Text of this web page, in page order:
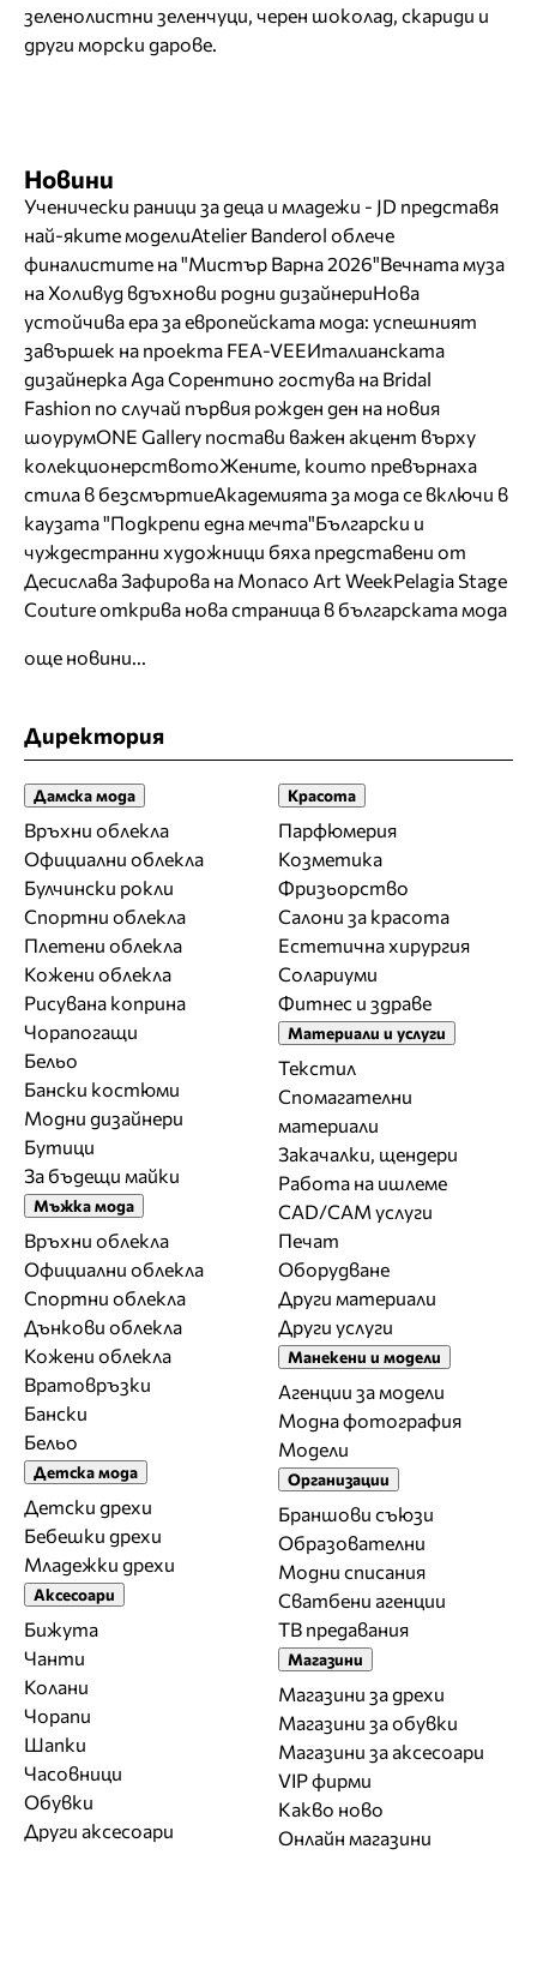
зеленолистни зеленчуци, черен шоколад, скариди и
други морски дарове.
Новини
Ученически раници за деца и младежи - JD представя
най-яките моделиAtelier Banderol облече
финалистите на "Мистър Варна 2026"Вечната муза
на Холивуд вдъхнови родни дизайнериНова
устойчива ера за европейската мода: успешният
завършек на проекта FEA-VEEИталианската
дизайнерка Ада Сорентино гостува на Bridal
Fashion по случай първия рожден ден на новия
шоурумONE Gallery постави важен акцент върху
колекционерствотоЖените, които превърнаха
стила в безсмъртиеАкадемията за мода се включи в
каузата "Подкрепи една мечта"Български и
чуждестранни художници бяха представени от
Десислава Зафирова на Monaco Art WeekPelagia Stage
Couture открива нова страница в българската мода
още новини...
Директория
Дамска мода
Връхни облекла
Официални облекла
Булчински рокли
Спортни облекла
Плетени облекла
Кожени облекла
Рисувана коприна
Чорапогащи
Бельо
Бански костюми
Модни дизайнери
Бутици
За бъдещи майки
Мъжка мода
Връхни облекла
Официални облекла
Спортни облекла
Дънкови облекла
Кожени облекла
Вратовръзки
Бански
Бельо
Детска мода
Детски дрехи
Бебешки дрехи
Младежки дрехи
Аксесоари
Бижута
Чанти
Колани
Чорапи
Шапки
Часовници
Обувки
Други аксесоари
Красота
Парфюмерия
Козметика
Фризьорство
Салони за красота
Естетична хирургия
Солариуми
Фитнес и здраве
Материали и услуги
Текстил
Спомагателни
материали
Закачалки, щендери
Работа на ишлеме
CAD/CAM услуги
Печат
Оборудване
Други материали
Други услуги
Манекени и модели
Агенции за модели
Модна фотография
Модели
Организации
Браншови съюзи
Образователни
Модни списания
Сватбени агенции
ТВ предавания
Магазини
Магазини за дрехи
Магазини за обувки
Магазини за aксесоари
VIP фирми
Какво ново
Онлайн магазини